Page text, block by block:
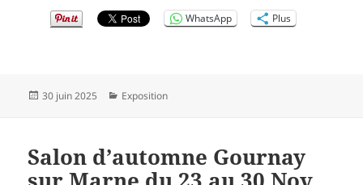
WhatsApp
Plus
Publié
30 juin 2025 Catégories
Exposition
Salon d’automne Gournay